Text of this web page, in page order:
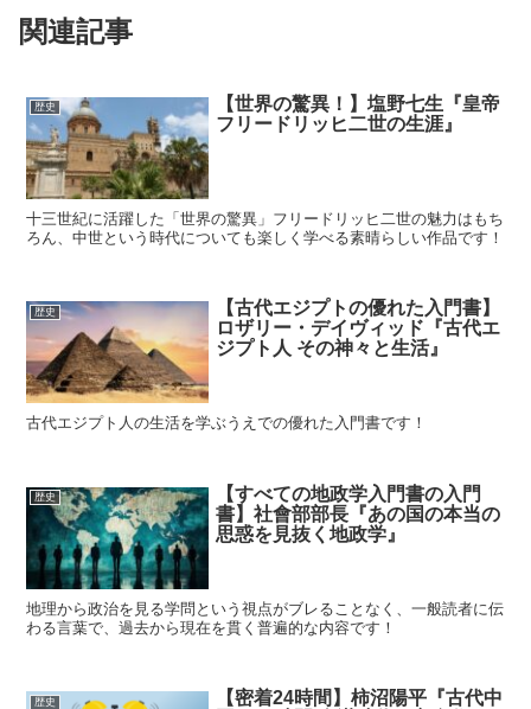
関連記事
歴史
【世界の驚異！】塩野七生『皇帝
フリードリッヒ二世の生涯』
十三世紀に活躍した「世界の驚異」フリードリッヒ二世の魅力はもち
ろん、中世という時代についても楽しく学べる素晴らしい作品です！
歴史
【古代エジプトの優れた入門書】
ロザリー・デイヴィッド『古代エ
ジプト人 その神々と生活』
古代エジプト人の生活を学ぶうえでの優れた入門書です！
歴史
【すべての地政学入門書の入門
書】社會部部長『あの国の本当の
思惑を見抜く地政学』
地理から政治を見る学問という視点がブレることなく、一般読者に伝
わる言葉で、過去から現在を貫く普遍的な内容です！
歴史
【密着24時間】柿沼陽平『古代中